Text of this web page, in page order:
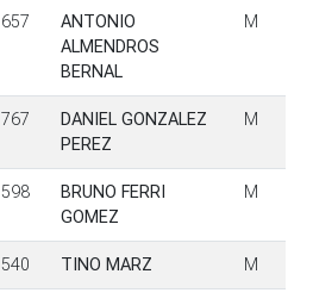
657
ANTONIO
ALMENDROS
BERNAL
M
767
DANIEL GONZALEZ
PEREZ
M
598
BRUNO FERRI
GOMEZ
M
540 TINO MARZ M